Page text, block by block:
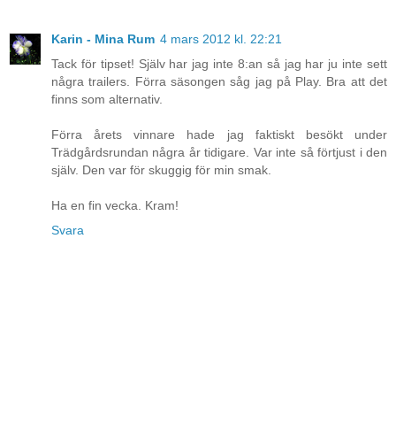
Karin - Mina Rum 4 mars 2012 kl. 22:21
Tack för tipset! Själv har jag inte 8:an så jag har ju inte sett
några trailers. Förra säsongen såg jag på Play. Bra att det
finns som alternativ.
Förra årets vinnare hade jag faktiskt besökt under
Trädgårdsrundan några år tidigare. Var inte så förtjust i den
själv. Den var för skuggig för min smak.
Ha en fin vecka. Kram!
Svara